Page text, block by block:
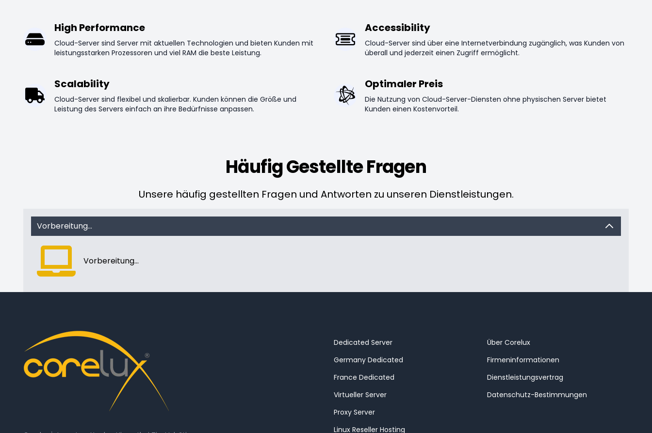
High Performance
Cloud-Server sind Server mit aktuellen Technologien und bieten Kunden mit
leistungsstarken Prozessoren und viel RAM die beste Leistung.
Accessibility
Cloud-Server sind über eine Internetverbindung zugänglich, was Kunden von
überall und jederzeit einen Zugriff ermöglicht.
Scalability
Cloud-Server sind flexibel und skalierbar. Kunden können die Größe und
Leistung des Servers einfach an ihre Bedürfnisse anpassen.
Optimaler Preis
Die Nutzung von Cloud-Server-Diensten ohne physischen Server bietet
Kunden einen Kostenvorteil.
Häufig Gestellte Fragen
Unsere häufig gestellten Fragen und Antworten zu unseren Dienstleistungen.
Vorbereitung...
Vorbereitung...
Dedicated Server
Germany Dedicated
France Dedicated
Virtueller Server
Proxy Server
Linux Reseller Hosting
Über Corelux
Firmeninformationen
Dienstleistungsvertrag
Datenschutz-Bestimmungen